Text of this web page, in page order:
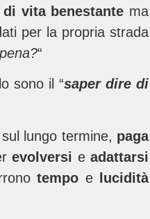
vita benestante ma
per la propria strada
“
sono il “saper dire di
lungo termine, paga
evolversi eadattarsi
tempo e
lucidità